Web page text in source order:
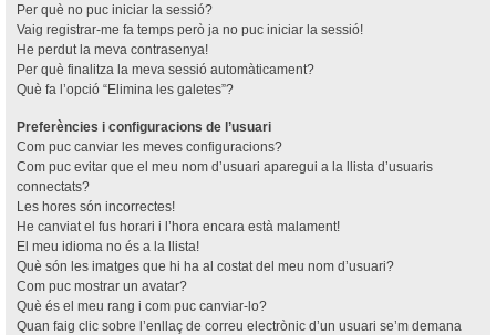
Per què no puc iniciar la sessió?
Vaig registrar-me fa temps però ja no puc iniciar la sessió!
He perdut la meva contrasenya!
Per què finalitza la meva sessió automàticament?
Què fa l’opció “Elimina les galetes”?
Preferències i configuracions de l’usuari
Com puc canviar les meves configuracions?
Com puc evitar que el meu nom d’usuari aparegui a la llista d’usuaris
connectats?
Les hores són incorrectes!
He canviat el fus horari i l’hora encara està malament!
El meu idioma no és a la llista!
Què són les imatges que hi ha al costat del meu nom d’usuari?
Com puc mostrar un avatar?
Què és el meu rang i com puc canviar-lo?
Quan faig clic sobre l’enllaç de correu electrònic d’un usuari se’m demana